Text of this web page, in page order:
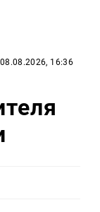
08.08.2026, 16:36